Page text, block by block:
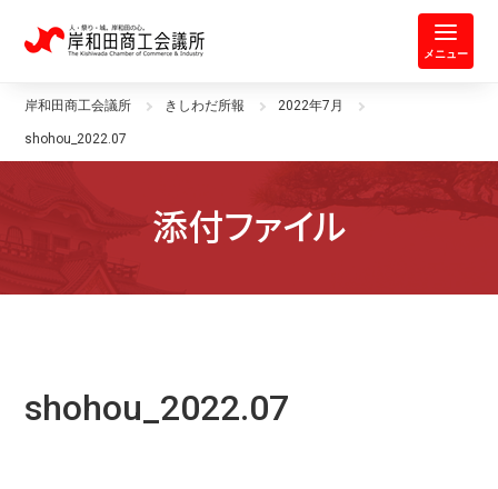
岸和田商工会議所 | 人・祭り・城。
メニュー
岸和田商工会議所 きしわだ所報 2022年7月
shohou_2022.07
添付ファイル
shohou_2022.07